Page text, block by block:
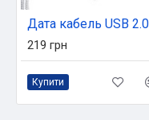
219 грн
Купити